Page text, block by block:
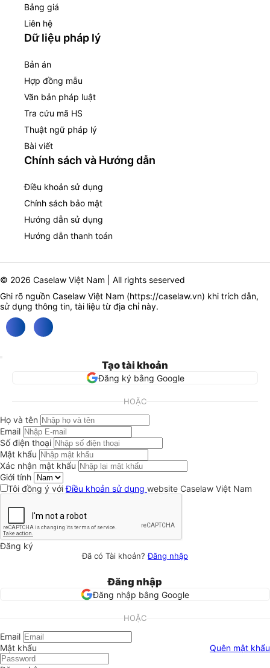
Bảng giá
Liên hệ
Dữ liệu pháp lý
Bản án
Hợp đồng mẫu
Văn bản pháp luật
Tra cứu mã HS
Thuật ngữ pháp lý
Bài viết
Chính sách và Hướng dẫn
Điều khoản sử dụng
Chính sách bảo mật
Hướng dẫn sử dụng
Hướng dẫn thanh toán
© 2026 Caselaw Việt Nam | All rights seserved
Ghi rõ nguồn Caselaw Việt Nam (https://caselaw.vn) khi trích dẫn,
sử dụng thông tin, tài liệu từ địa chỉ này.
Tạo tài khoản
Đăng ký bằng Google
HOẶC
Họ và tên
Email
Số điện thoại
Mật khẩu
Xác nhận mật khẩu
Giới tính
Tôi đồng ý vớiĐiều khoản sử dụng website Caselaw Việt Nam
Đăng ký
Đã có Tài khoản?Đăng nhập
Đăng nhập
Đăng nhập bằng Google
HOẶC
Email
Mật khẩu
Quên mật khẩu